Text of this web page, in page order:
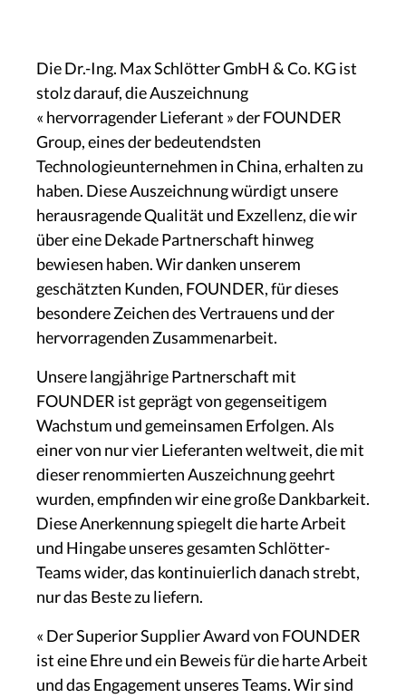
Die Dr.-Ing. Max Schlötter GmbH & Co. KG ist
stolz darauf, die Auszeichnung
« hervorragender Lieferant » der FOUNDER
Group, eines der bedeutendsten
Technologieunternehmen in China, erhalten zu
haben. Diese Auszeichnung würdigt unsere
herausragende Qualität und Exzellenz, die wir
über eine Dekade Partnerschaft hinweg
bewiesen haben. Wir danken unserem
geschätzten Kunden, FOUNDER, für dieses
besondere Zeichen des Vertrauens und der
hervorragenden Zusammenarbeit.
Unsere langjährige Partnerschaft mit
FOUNDER ist geprägt von gegenseitigem
Wachstum und gemeinsamen Erfolgen. Als
einer von nur vier Lieferanten weltweit, die mit
dieser renommierten Auszeichnung geehrt
wurden, empfinden wir eine große Dankbarkeit.
Diese Anerkennung spiegelt die harte Arbeit
und Hingabe unseres gesamten Schlötter-
Teams wider, das kontinuierlich danach strebt,
nur das Beste zu liefern.
« Der Superior Supplier Award von FOUNDER
ist eine Ehre und ein Beweis für die harte Arbeit
und das Engagement unseres Teams. Wir sind